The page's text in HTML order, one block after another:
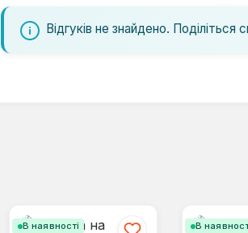
Відгуків не знайдено. Поділіться
В наявності В